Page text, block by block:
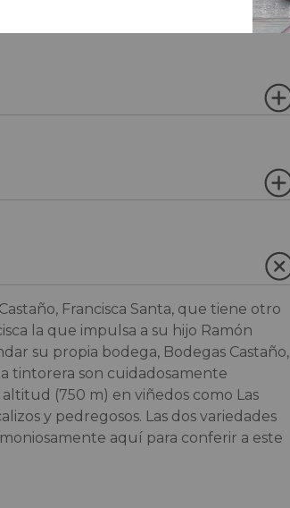
Francisca Santa, que tiene otro
la que impulsa a su hijo Ramón
su propia bodega, Bodegas Castaño,
tintorera son cuidadosamente
(750 m) en viñedos como Las
y pedregosos. Las dos variedades
aquí para conferir a este